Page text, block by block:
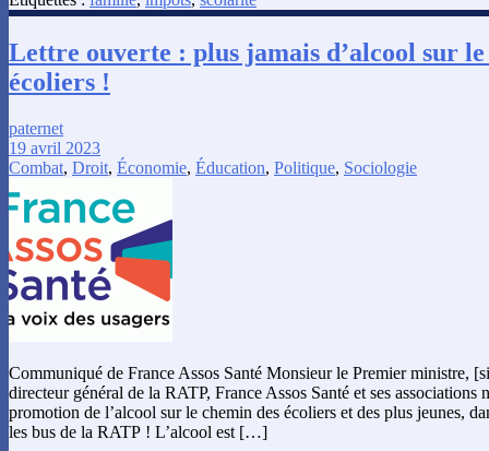
Lettre ouverte : plus jamais d’alcool sur le
écoliers !
paternet
19 avril 2023
Combat, Droit, Économie, Éducation, Politique, Sociologie
Communiqué de France Assos Santé Monsieur le Premier ministre,
directeur général de la RATP, France Assos Santé et ses
promotion de l’alcool sur le chemin des écoliers et des plus jeunes,
les bus de la RATP ! L’alcool est […]